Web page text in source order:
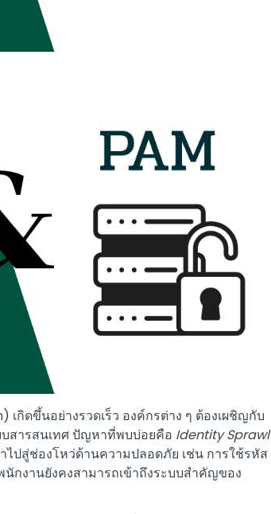
กิดขึ้นอย่างรวดเร็ว องค์กรต่าง ๆ ต้องเผชิญกับ
สารสนเทศ ปัญหาที่พบบ่อยคือ Identity Sprawl
ปสู่ช่องโหว่ด้านความปลอดภัย เช่น การใช้รหัส
กงานยังคงสามารถเข้าถึงระบบสำคัญของ